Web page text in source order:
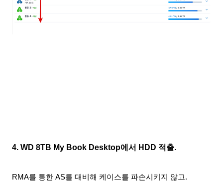
4. WD 8TB My Book Desktop에서 HDD 적출.
RMA를 통한 AS를 대비해 케이스를 파손시키지 않고.